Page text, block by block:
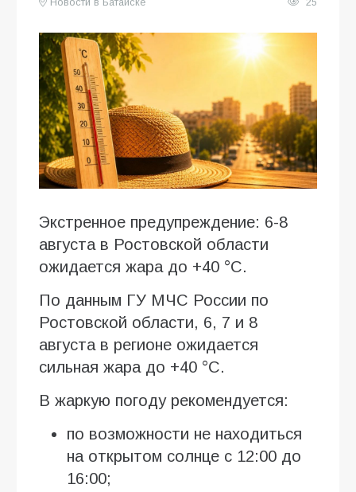
Экстренное предупреждение: 6-8
августа в Ростовской области
ожидается жара до +40 °C.
По данным ГУ МЧС России по
Ростовской области, 6, 7 и 8
августа в регионе ожидается
сильная жара до +40 °C.
В жаркую погоду рекомендуется:
по возможности не находиться
на открытом солнце с 12:00 до
16:00;